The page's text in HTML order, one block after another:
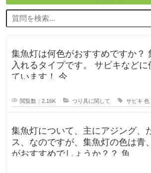
集魚灯は何色がおすすめですか？
入れるタイプです。 サビキなどに使いたいと思っ
ています！ 今
閲覧数：2.16K つり具に関して サビキ 色
集魚灯について、主にアジング、
ス、なのですが、集魚灯の色は青
がおすすめでしょうか？？ 魚